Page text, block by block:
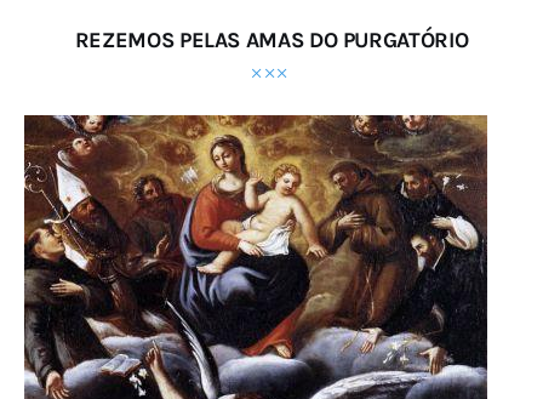
REZEMOS PELAS AMAS DO PURGATÓRIO